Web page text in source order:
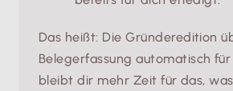
Das heißt: Die Gründeredition
Belegerfassung automatisch
bleibt dir mehr Zeit für das,